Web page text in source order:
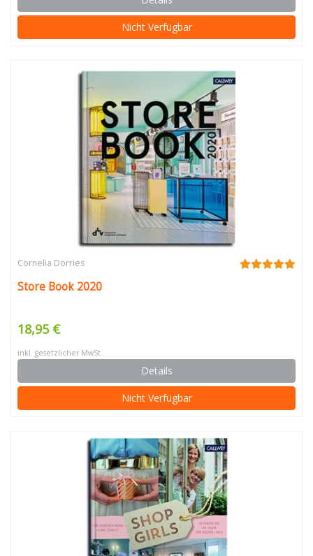
Nicht Verfügbar
Cornelia Dörries
Store Book 2020
18,95 €
inkl. gesetzlicher MwSt.
Details
Nicht Verfügbar